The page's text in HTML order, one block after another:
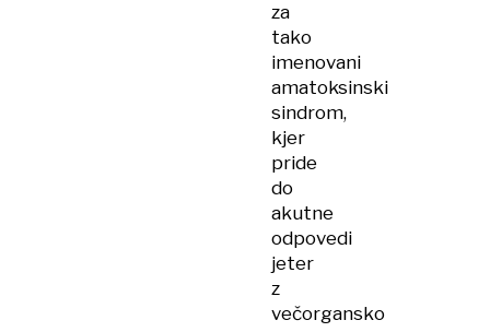
za
tako
imenovani
amatoksinski
sindrom,
kjer
pride
do
akutne
odpovedi
jeter
z
večorgansko